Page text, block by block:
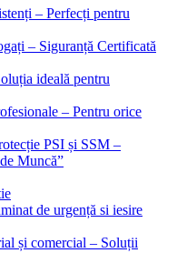
– Perfecți pentru
– Siguranță Certificată
ideală pentru
– Pentru orice
PSI și SSM –
Muncă”
de urgență si iesire
și comercial – Soluții